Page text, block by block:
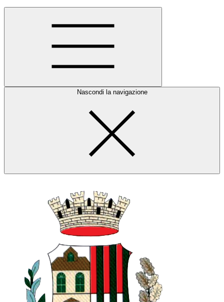
Nascondi la navigazione